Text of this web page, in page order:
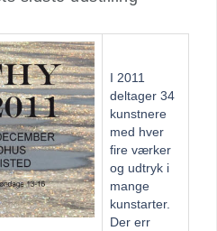
I 2011
deltager 34
kunstnere
med hver
fire værker
og udtryk i
mange
kunstarter.
Der err